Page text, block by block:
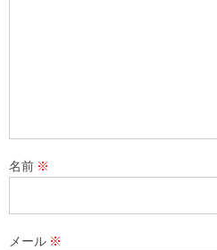
名前 ※
メール ※